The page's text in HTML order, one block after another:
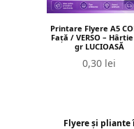
Printare Flyere A5
Față / VERSO –
gr LUCIOASĂ
0,30 lei
Flyere și